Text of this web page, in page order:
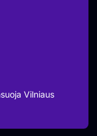
jei bingo korteles
Vilniaus